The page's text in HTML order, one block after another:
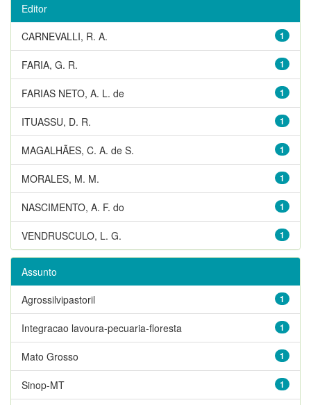
Editor
1
CARNEVALLI, R. A.
1
FARIA, G. R.
1
FARIAS NETO, A. L. de
1
ITUASSU, D. R.
1
MAGALHÃES, C. A. de S.
1
MORALES, M. M.
1
NASCIMENTO, A. F. do
1
VENDRUSCULO, L. G.
Assunto
1
Agrossilvipastoril
1
Integracao lavoura-pecuaria-floresta
1
Mato Grosso
1
Sinop-MT